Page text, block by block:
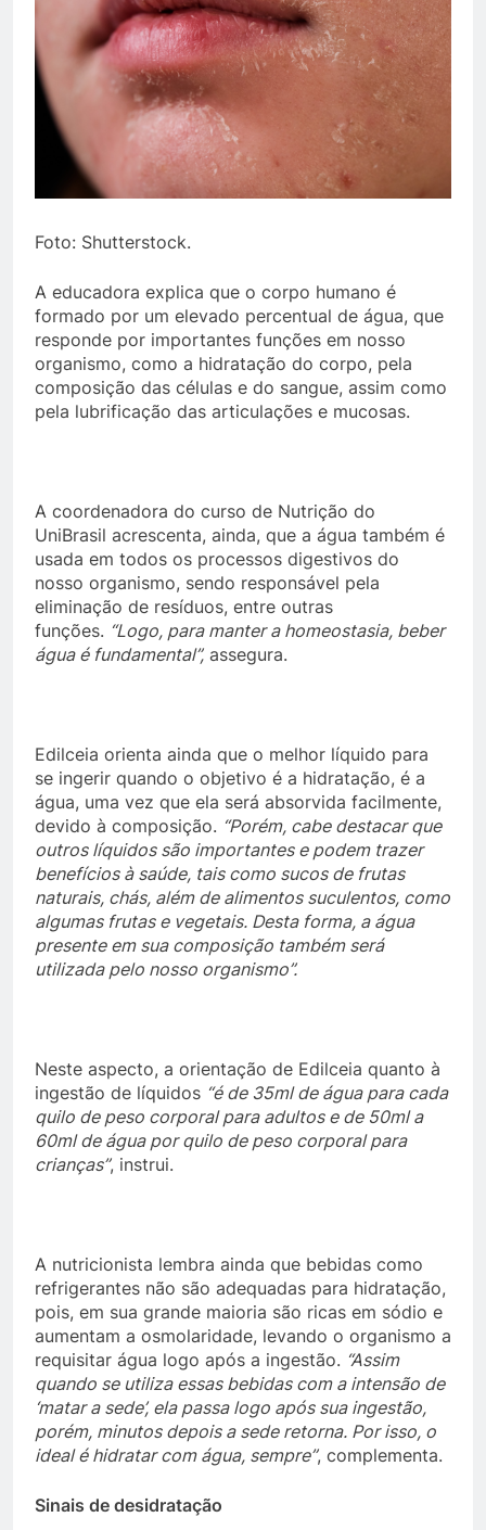
Foto: Shutterstock.
A educadora explica que o corpo humano é
formado por um elevado percentual de água, que
responde por importantes funções em nosso
organismo, como a hidratação do corpo, pela
composição das células e do sangue, assim como
pela lubrificação das articulações e mucosas.
A coordenadora do curso de Nutrição do
UniBrasil acrescenta, ainda, que a água também é
usada em todos os processos digestivos do
nosso organismo, sendo responsável pela
eliminação de resíduos, entre outras
funções. “Logo, para manter a homeostasia, beber
água é fundamental”, assegura.
Edilceia orienta ainda que o melhor líquido para
se ingerir quando o objetivo é a hidratação, é a
água, uma vez que ela será absorvida facilmente,
devido à composição. “Porém, cabe destacar que
outros líquidos são importantes e podem trazer
benefícios à saúde, tais como sucos de frutas
naturais, chás, além de alimentos suculentos, como
algumas frutas e vegetais. Desta forma, a água
presente em sua composição também será
utilizada pelo nosso organismo”.
Neste aspecto, a orientação de Edilceia quanto à
ingestão de líquidos “é de 35ml de água para cada
quilo de peso corporal para adultos e de 50ml a
60ml de água por quilo de peso corporal para
crianças”, instrui.
A nutricionista lembra ainda que bebidas como
refrigerantes não são adequadas para hidratação,
pois, em sua grande maioria são ricas em sódio e
aumentam a osmolaridade, levando o organismo a
requisitar água logo após a ingestão. “Assim
quando se utiliza essas bebidas com a intensão de
‘matar a sede’, ela passa logo após sua ingestão,
porém, minutos depois a sede retorna. Por isso, o
ideal é hidratar com água, sempre”, complementa.
Sinais de desidratação